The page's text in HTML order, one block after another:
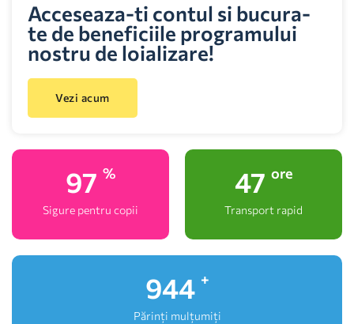
Acceseaza-ti contul si bucura-
te de beneficiile programului
nostru de loializare!
Vezi acum
100 %
Sigure pentru copii
48 ore
Transport rapid
1,000
Părinți mulțumiți